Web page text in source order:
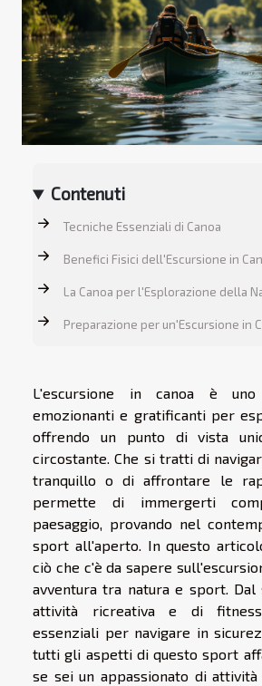
Contenuti
Tecniche Essenziali di Canoa
Benefici Fisici dell'Escursione in
La Canoa per l'Esplorazione della
Preparazione per un'Escursione in
L'escursione in canoa è
emozionanti e gratificanti per
offrendo un punto di vista
circostante. Che si tratti di
tranquillo o di affrontare le
permette di immergerti
paesaggio, provando nel
sport all'aperto. In questo
ciò che c'è da sapere
avventura tra natura e sport. Dal
attività ricreativa e di
essenziali per navigare in
tutti gli aspetti di questo sport
se sei un appassionato di